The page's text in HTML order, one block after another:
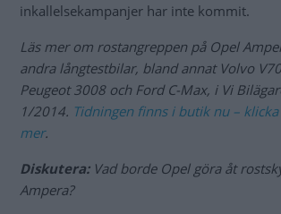
inkallelsekampanjer har inte kommit.
Läs mer om rostangreppen på Opel
andra långtestbilar, bland annat Volvo
Peugeot 3008 och Ford C-Max, i Vi
1/2014. Tidningen finns i butik nu –
mer.
Diskutera:Vad borde Opel göra åt
Ampera?